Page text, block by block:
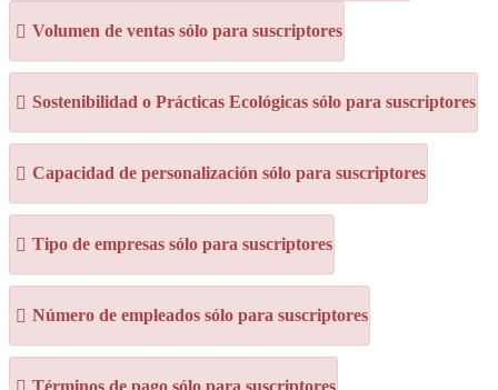
Volumen de ventas sólo para suscriptores
Sostenibilidad o Prácticas Ecológicas sólo para suscriptores
Capacidad de personalización sólo para suscriptores
Tipo de empresas sólo para suscriptores
Número de empleados sólo para suscriptores
Términos de pago sólo para suscriptores